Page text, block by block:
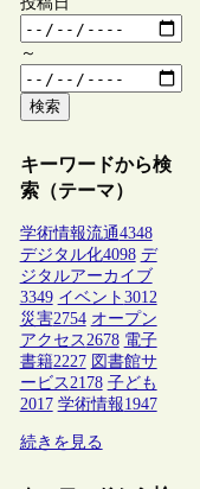
～
検索
キーワードから検
索（テーマ）
学術情報流通4348
デジタル化4098 デ
ジタルアーカイブ
3349 イベント 3012
災害2754 オープン
アクセス2678 電子
書籍2227 図書館サ
ービス2178 子ども
2017 学術情報1947
続きを見る